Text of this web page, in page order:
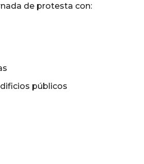
de protesta con:
públicos